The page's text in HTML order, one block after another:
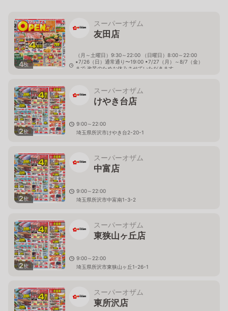
4枚
スーパーオザム
友田店
（月～土曜日）9:30～22:00 （日曜日）8:00～22:00
▪7/26（日）通常通り〜19:00 ▪7/27（月）～8/7（金）
まで 改装のためお休みさせていただきます。
2枚
スーパーオザム
けやき台店
9:00～22:00
埼玉県所沢市けやき台2-20-1
2枚
スーパーオザム
中富店
9:00～22:00
埼玉県所沢市中富南1-3-2
2枚
スーパーオザム
東狭山ヶ丘店
9:00～22:00
埼玉県所沢市東狭山ヶ丘1-26-1
スーパーオザム
東所沢店